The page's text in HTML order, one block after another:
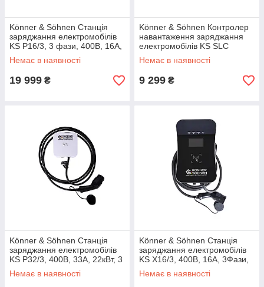
Könner & Söhnen Станція
заряджання електромобілів
KS P16/3, 3 фази, 400В, 16А,
11кВт, Type 2, IP65, 6кг
Немає в наявності
19 999 ₴
Könner & Söhnen Контролер
навантаження заряджання
електромобілів KS SLC
Інтелектуальний, 230/400В, 0
~ 100А, PLC, IP00, 0.5кг
Немає в наявності
9 299 ₴
Könner & Söhnen Станція
заряджання електромобілів
KS P32/3, 400В, 33А, 22кВт, 3
фази, Type 2, IP65, 6кг
Немає в наявності
Könner & Söhnen Станція
заряджання електромобілів
KS X16/3, 400В, 16А, 3Фази,
11кВт, Type 2, IP54, 12кг
Немає в наявності